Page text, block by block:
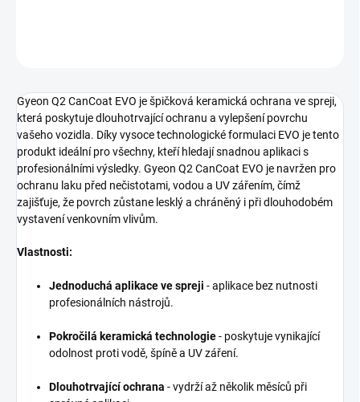
Gyeon Q2 CanCoat EVO je špičková keramická ochrana ve spreji,
která poskytuje dlouhotrvající ochranu a vylepšení povrchu
vašeho vozidla. Díky vysoce technologické formulaci EVO je tento
produkt ideální pro všechny, kteří hledají snadnou aplikaci s
profesionálními výsledky. Gyeon Q2 CanCoat EVO je navržen pro
ochranu laku před nečistotami, vodou a UV zářením, čímž
zajišťuje, že povrch zůstane lesklý a chráněný i při dlouhodobém
vystavení venkovním vlivům.
Vlastnosti:
Jednoduchá aplikace ve spreji - aplikace bez nutnosti
profesionálních nástrojů.
Pokročilá keramická technologie- poskytuje vynikající
odolnost proti vodě, špíně a UV záření.
Dlouhotrvající ochrana - vydrží až několik měsíců při